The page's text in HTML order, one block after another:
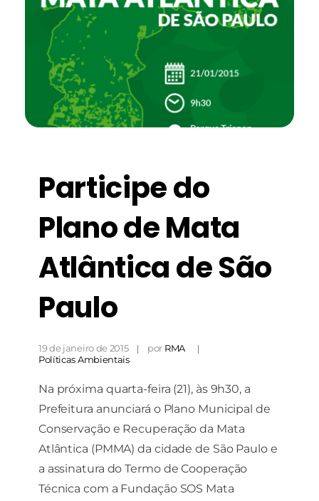
Participe do
Plano de Mata
Atlântica de São
Paulo
19 de janeiro de 2015 por RMA
Políticas Ambientais
Na próxima quarta-feira (21), às 9h30, a
Prefeitura anunciará o Plano Municipal de
Conservação e Recuperação da Mata
Atlântica (PMMA) da cidade de São Paulo e
a assinatura do Termo de Cooperação
Técnica com a Fundação SOS Mata
Necessário
Esses cookies
opcionais. São
necessários
funcionamento
do site.
Para que
possamos
funcionalidade
e a estrutura
do site, com
base em
como o site é
usado.